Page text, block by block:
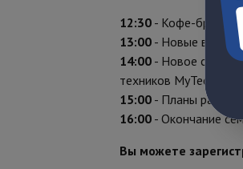
12:30 - Кофе-брейк;
13:00 - Новые
14:00 - Новое
техников MyTech.
15:00 - Планы
16:00 - Окончание
Вы можете